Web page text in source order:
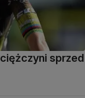
sprzed